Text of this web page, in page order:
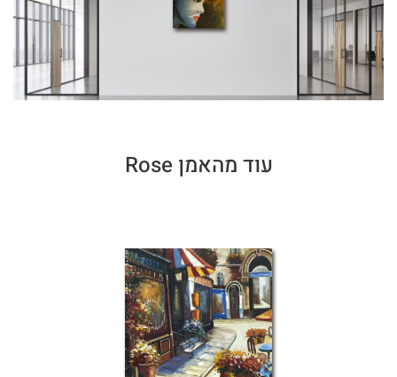
עוד מהאמן Rose